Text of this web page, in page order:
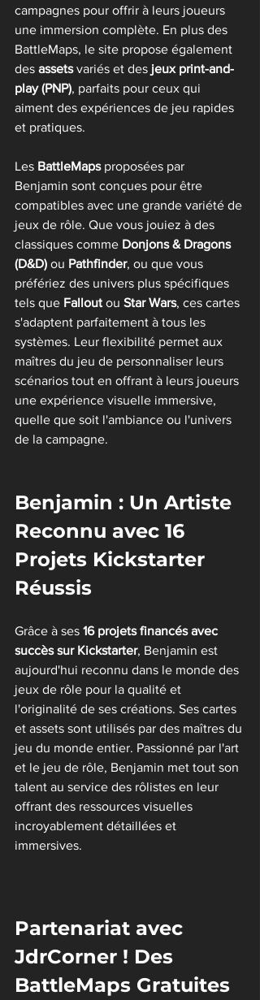
campagnes pour offrir à leurs joueurs
une immersion complète. En plus des
BattleMaps, le site propose également
des assets variés et des jeux print-and-
play (PNP), parfaits pour ceux qui
aiment des expériences de jeu rapides
et pratiques.
Les BattleMaps proposées par
Benjamin sont conçues pour être
compatibles avec une grande variété de
jeux de rôle. Que vous jouiez à des
classiques comme Donjons & Dragons
(D&D) ou Pathfinder, ou que vous
préfériez des univers plus spécifiques
tels que Fallout ou Star Wars, ces cartes
s'adaptent parfaitement à tous les
systèmes. Leur flexibilité permet aux
maîtres du jeu de personnaliser leurs
scénarios tout en offrant à leurs joueurs
une expérience visuelle immersive,
quelle que soit l'ambiance ou l'univers
de la campagne.
Benjamin : Un Artiste
Reconnu avec 16
Projets Kickstarter
Réussis
Grâce à ses 16 projets financés avec
succès sur Kickstarter, Benjamin est
aujourd'hui reconnu dans le monde des
jeux de rôle pour la qualité et
l'originalité de ses créations. Ses cartes
et assets sont utilisés par des maîtres du
jeu du monde entier. Passionné par l'art
et le jeu de rôle, Benjamin met tout son
talent au service des rôlistes en leur
offrant des ressources visuelles
incroyablement détaillées et
immersives.
Partenariat avec
JdrCorner ! Des
BattleMaps Gratuites